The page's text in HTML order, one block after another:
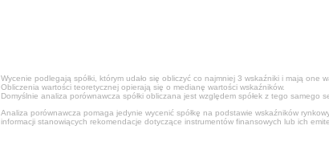
Wycenie podlegają spółki, którym udało się obliczyć co najmniej 3 wskaźniki i mają one
Obliczenia wartości teoretycznej opierają się o medianę wartości wskaźników.
Domyślnie analiza porównawcza spółki obliczana jest względem spółek z tego samego
Analiza porównawcza pomaga jedynie wycenić spółkę na podstawie wskaźników
informacji stanowiących rekomendacje dotyczące instrumentów finansowych lub ich